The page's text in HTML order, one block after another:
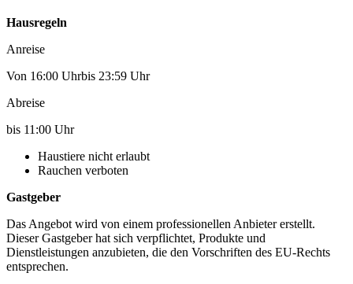
Hausregeln
Anreise
Von 16:00 Uhrbis 23:59 Uhr
Abreise
bis 11:00 Uhr
Haustiere nicht erlaubt
Rauchen verboten
Gastgeber
Das Angebot wird von einem professionellen Anbieter erstellt.
Dieser Gastgeber hat sich verpflichtet, Produkte und
Dienstleistungen anzubieten, die den Vorschriften des EU-Rechts
entsprechen.